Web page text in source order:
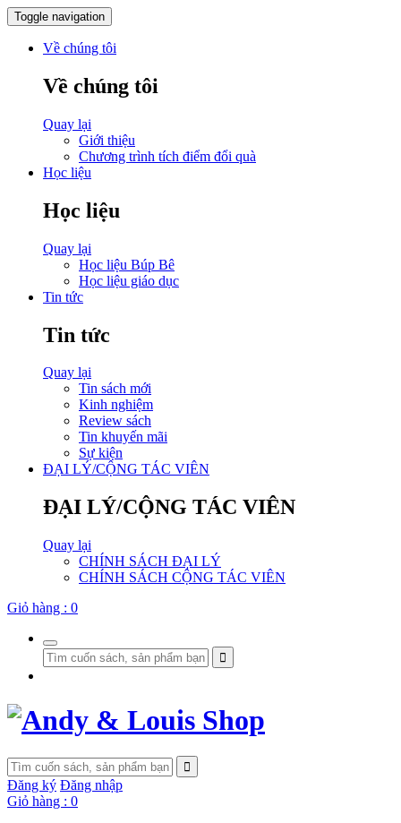
Toggle navigation
Về chúng tôi
Về chúng tôi
Quay lại
Giới thiệu
Chương trình tích điểm đổi quà
Học liệu
Học liệu
Quay lại
Học liệu Búp Bê
Học liệu giáo dục
Tin tức
Tin tức
Quay lại
Tin sách mới
Kinh nghiệm
Review sách
Tin khuyến mãi
Sự kiện
ĐẠI LÝ/CỘNG TÁC VIÊN
ĐẠI LÝ/CỘNG TÁC VIÊN
Quay lại
CHÍNH SÁCH ĐẠI LÝ
CHÍNH SÁCH CỘNG TÁC VIÊN
Giỏ hàng : 0
Đăng ký Đăng nhập
Giỏ hàng : 0